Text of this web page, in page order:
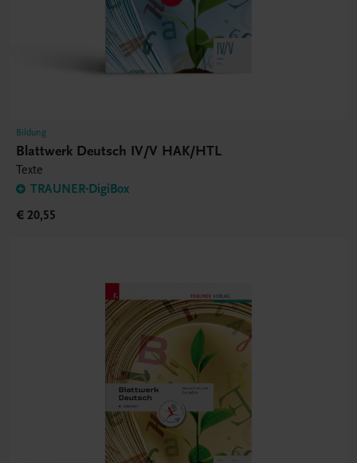
Bildung
Blattwerk Deutsch IV/V HAK/HTL
Texte
TRAUNER-DigiBox
€ 20,55